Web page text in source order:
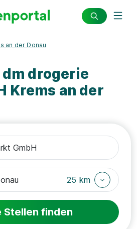
an der Donau
drogerie
Krems an der
25 km
Stellen finden